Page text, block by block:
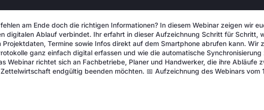
am Ende doch die richtigen Informationen? In diesem Webinar zeigen wir
digitalen Ablauf verbindet. Ihr erfahrt in dieser Aufzeichnung Schritt für Schritt,
Termine sowie Infos direkt auf dem Smartphone abrufen kann. Wir
ganz einfach digital erfassen und wie die automatische Synchronisierung
Webinar richtet sich an Fachbetriebe, Planer und Handwerker, die ihre Abläufe
endgültig beenden möchten. 📅 Aufzeichnung des Webinars vom